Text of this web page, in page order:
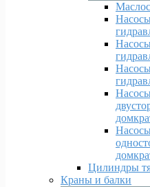
Цилиндры
Краны и балки